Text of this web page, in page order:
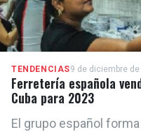
TENDENCIAS9 de diciembre
Ferretería española
Cuba para 2023
El grupo español